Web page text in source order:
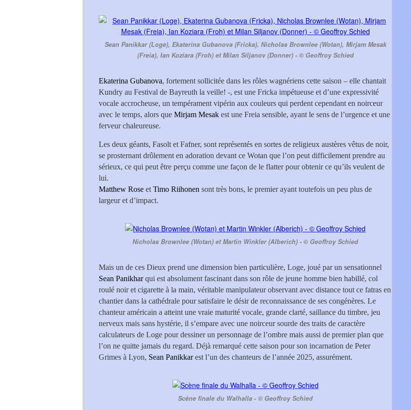
Sean Panikkar (Loge), Ekaterina Gubanova (Fricka), Nicholas Brownlee (Wotan), Mirjam Mesak
(Freia), Ian Koziara (Froh) et Milan Siljanov (Donner) - © Geoffroy Schied
Ekaterina Gubanova, fortement sollicitée dans les rôles wagnériens cette saison – elle chantait
Kundry au Festival de Bayreuth la veille! -, est une Fricka impétueuse et d’une expressivité
vocale accrocheuse, un tempérament vipérin aux couleurs qui perdent cependant en noirceur
avec le temps, alors que Mirjam Mesak est une Freia sensible, ayant le sens de l’urgence et une
ferveur chaleureuse.
Les deux géants, Fasolt et Fafner, sont représentés en sortes de religieux austères vêtus de noir,
se prosternant drôlement en adoration devant ce Wotan que l’on peut difficilement prendre au
sérieux, ce qui peut être perçu comme une façon de le flatter pour obtenir ce qu’ils veulent de
lui.
Matthew Rose et Timo Riihonen sont très bons, le premier ayant toutefois un peu plus de
largeur et d’impact.
Nicholas Brownlee (Wotan) et Martin Winkler (Alberich) - © Geoffroy Schied
Mais un de ces Dieux prend une dimension bien particulière, Loge, joué par un sensationnel
Sean Panikharqui est absolument fascinant dans son rôle de jeune homme bien habillé, col
roulé noir et cigarette à la main, véritable manipulateur observant avec distance tout ce fatras en
chantier dans la cathédrale pour satisfaire le désir de reconnaissance de ses congénères. Le
chanteur américain a atteint une vraie maturité vocale, grande clarté, saillance du timbre, jeu
nerveux mais sans hystérie, il s’empare avec une noirceur sourde des traits de caractère
calculateurs de Loge pour dessiner un personnage de l’ombre mais aussi de premier plan que
l’on ne quitte jamais du regard. Déjà remarqué cette saison pour son incarnation de Peter
Grimes à Lyon, Sean Panikkarest l’un des chanteurs de l’année 2025, assurément.
Scène finale du Walhalla - © Geoffroy Schied